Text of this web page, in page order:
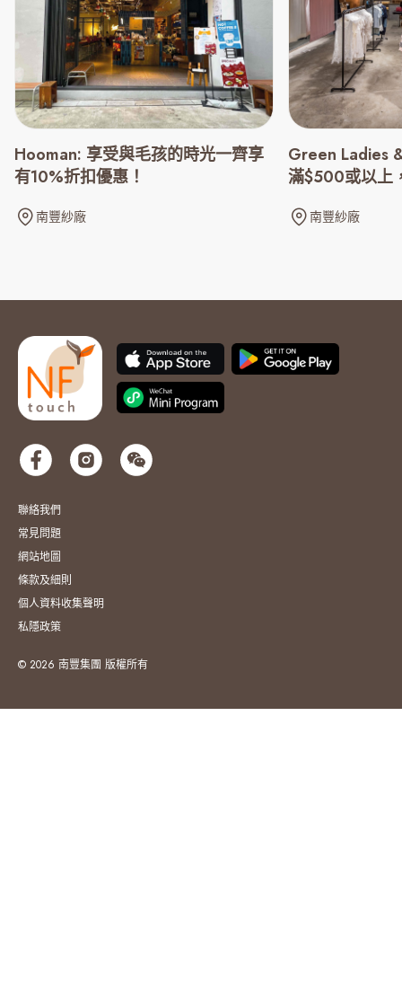
Hooman: 享受與毛孩的時光一齊享
有10%折扣優惠！
南豐紗廠
Green Ladies
滿$500或以上
南豐紗廠
聯絡我們
常見問題
網站地圖
條款及細則
個人資料收集聲明
私隱政策
© 2026 南豐集團 版權所有